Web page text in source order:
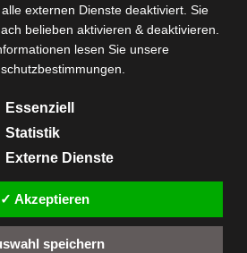
externen Dienste deaktiviert. Sie
belieben aktivieren & deaktivieren.
lesen Sie unsere
Essenziell
Statistik
Externe Dienste
✓ Akzeptieren
speichern